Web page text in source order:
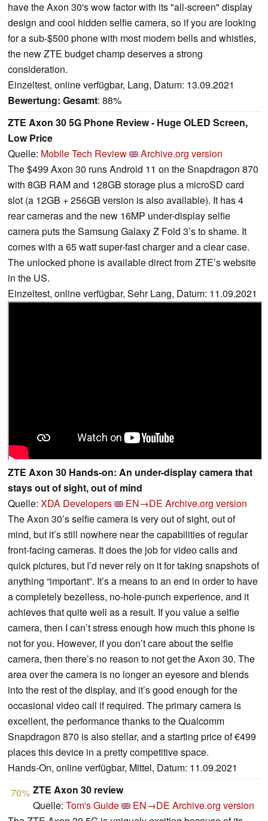
have the Axon 30's wow factor with its "all-screen" display
design and cool hidden selfie camera, so if you are looking
for a sub-$500 phone with most modern bells and whistles,
the new ZTE budget champ deserves a strong
consideration.
Einzeltest, online verfügbar, Lang, Datum: 13.09.2021
Bewertung: Gesamt: 88%
ZTE Axon 30 5G Phone Review - Huge OLED Screen,
Low Price
Quelle: Mobile Tech Review
Archive.org version
The $499 Axon 30 runs Android 11 on the Snapdragon 870
with 8GB RAM and 128GB storage plus a microSD card
slot (a 12GB + 256GB version is also available). It has 4
rear cameras and the new 16MP under-display selfie
camera puts the Samsung Galaxy Z Fold 3’s to shame. It
comes with a 65 watt super-fast charger and a clear case.
The unlocked phone is available direct from ZTE’s website
in the US.
Einzeltest, online verfügbar, Sehr Lang, Datum: 11.09.2021
ZTE Axon 30 Hands-on: An under-display camera that
stays out of sight, out of mind
Quelle: XDA Developers EN→DE Archive.org version
The Axon 30’s selfie camera is very out of sight, out of
mind, but it’s still nowhere near the capabilities of regular
front-facing cameras. It does the job for video calls and
quick pictures, but I’d never rely on it for taking snapshots of
anything “important”. It’s a means to an end in order to have
a completely bezelless, no-hole-punch experience, and it
achieves that quite well as a result. If you value a selfie
camera, then I can’t stress enough how much this phone is
not for you. However, if you don’t care about the selfie
camera, then there’s no reason to not get the Axon 30. The
area over the camera is no longer an eyesore and blends
into the rest of the display, and it’s good enough for the
occasional video call if required. The primary camera is
excellent, the performance thanks to the Qualcomm
Snapdragon 870 is also stellar, and a starting price of €499
places this device in a pretty competitive space.
Hands-On, online verfügbar, Mittel, Datum: 11.09.2021
70% ZTE Axon 30 review
Quelle: Tom's Guide EN→DE Archive.org version